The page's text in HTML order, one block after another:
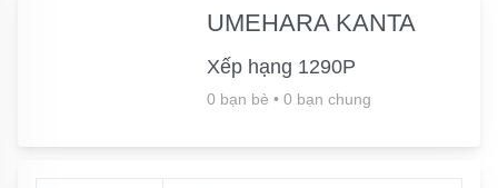
UMEHARA KANTA
Xếp hạng 1290P
0 bạn bè • 0 bạn chung